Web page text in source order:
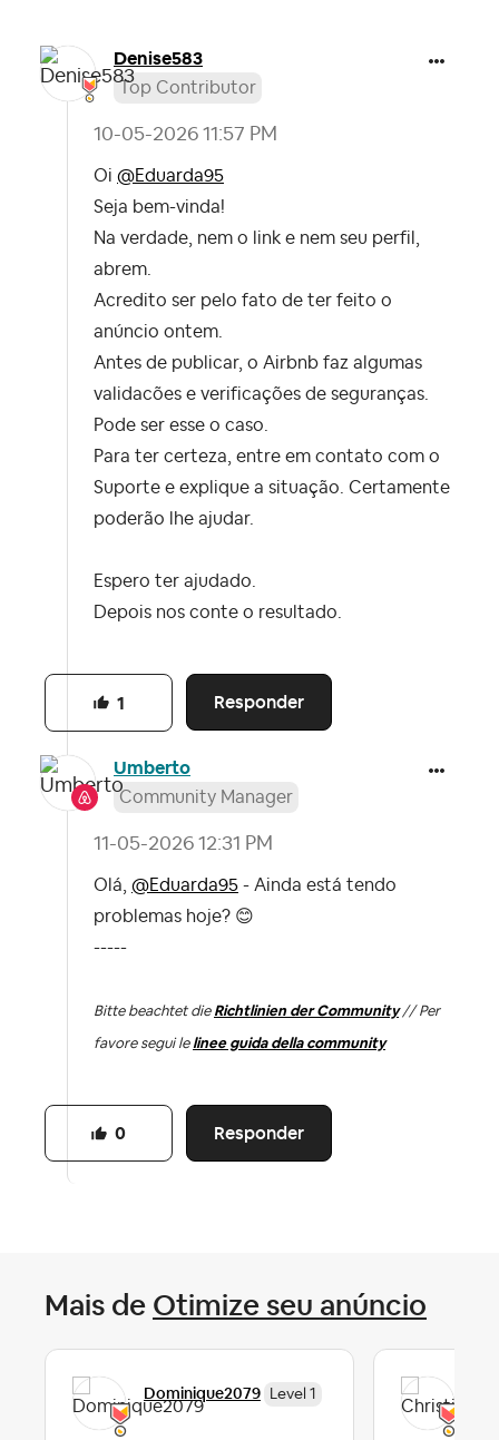
Denise583
Top Contributor
‎10-05-2026 11:57 PM
Oi @Eduarda95
Seja bem-vinda!
Na verdade, nem o link e nem seu perfil,
abrem.
Acredito ser pelo fato de ter feito o
anúncio ontem.
Antes de publicar, o Airbnb faz algumas
validacões e verificações de seguranças.
Pode ser esse o caso.
Para ter certeza, entre em contato com o
Suporte e explique a situação. Certamente
poderão lhe ajudar.
Espero ter ajudado.
Depois nos conte o resultado.
Responder
1
Umberto
Community Manager
‎11-05-2026 12:31 PM
Olá, @Eduarda95 - Ainda está tendo
problemas hoje? 😊
-----
Bitte beachtet die Richtlinien der Community// Per
favore segui le linee guida della community
Responder
0
Mais de Otimize seu anúncio
Dominique2079 Level 1